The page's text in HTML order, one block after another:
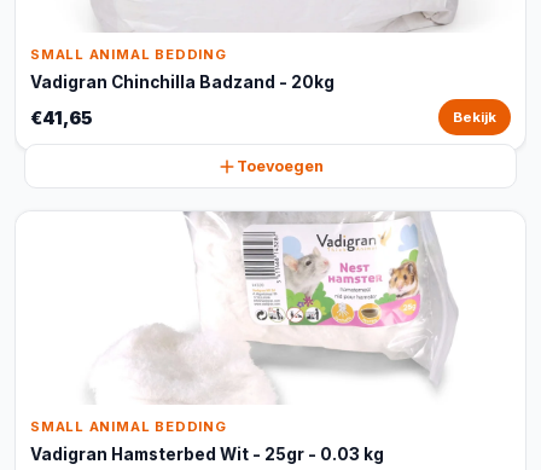
SMALL ANIMAL BEDDING
Vadigran Chinchilla Badzand - 20kg
€41,65 Bekijk
Toevoegen
SMALL ANIMAL BEDDING
Vadigran Hamsterbed Wit - 25gr - 0.03 kg